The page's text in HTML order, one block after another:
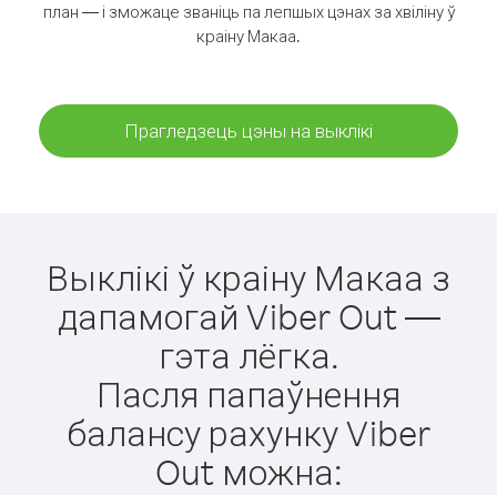
план — і зможаце званіць па лепшых цэнах за хвіліну ў
краіну Макаа.
Прагледзець цэны на выклікі
Выклікі ў краіну Макаа з
дапамогай Viber Out —
гэта лёгка.
Пасля папаўнення
балансу рахунку Viber
Out можна: